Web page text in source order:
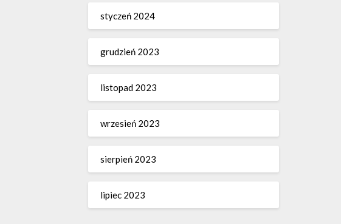
styczeń 2024
grudzień 2023
listopad 2023
wrzesień 2023
sierpień 2023
lipiec 2023